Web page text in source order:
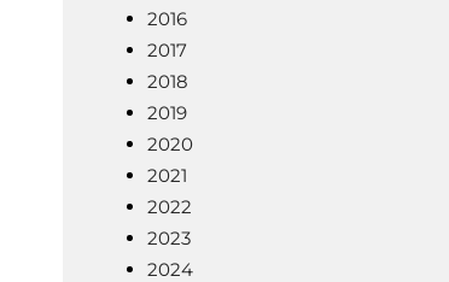
2016
2017
2018
2019
2020
2021
2022
2023
2024